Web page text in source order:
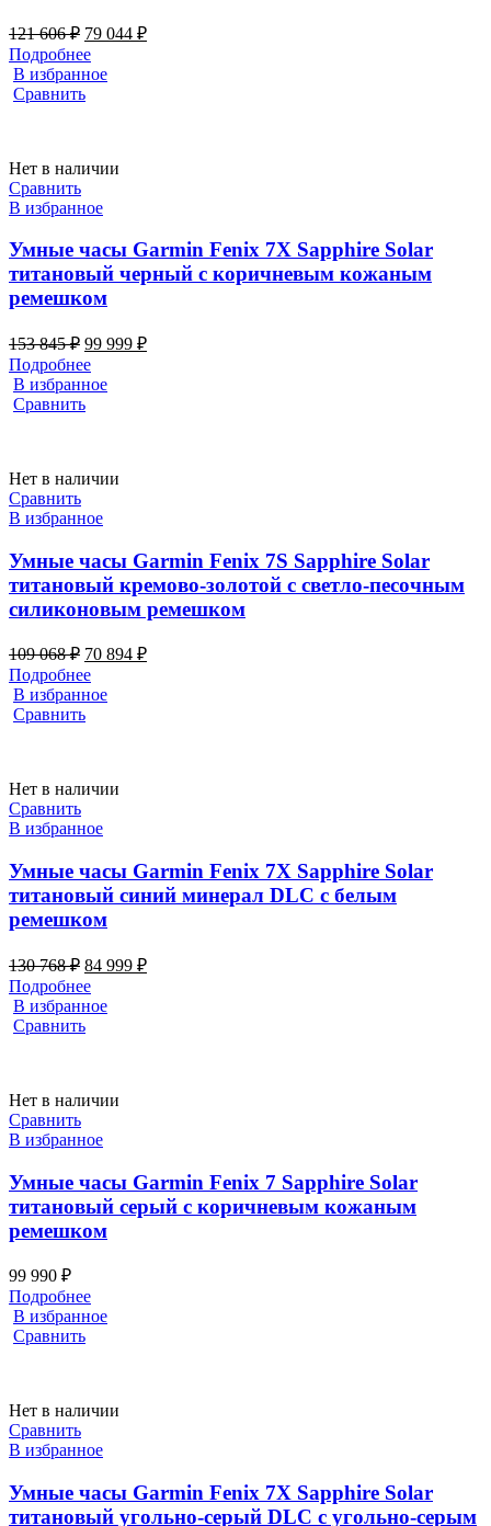
121 606₽ Первоначальная
цена
составляла
121
79 044 ₽Текущая
Подробнее
В избранное
Сравнить
Нет в наличии
Сравнить
В избранное
Умные часы Garmin Fenix 7X Sapphire Solar
титановый черный с коричневым кожаным
ремешком
153 845₽ Первоначальная
цена
составляла
153
99 999 ₽Текущая
Подробнее
В избранное
Сравнить
Нет в наличии
Сравнить
В избранное
Умные часы Garmin Fenix 7S Sapphire Solar
титановый кремово-золотой с светло-песочным
силиконовым ремешком
109 068₽ Первоначальная
цена
составляла
70 894 ₽Текущая
Подробнее
В избранное
Сравнить
Нет в наличии
Сравнить
В избранное
Умные часы Garmin Fenix 7X Sapphire Solar
титановый синий минерал DLC с белым
ремешком
130 768₽ Первоначальная
цена
составляла
130
84 999 ₽Текущая
Подробнее
В избранное
Сравнить
Нет в наличии
Сравнить
В избранное
Умные часы Garmin Fenix 7 Sapphire Solar
титановый серый с коричневым кожаным
ремешком
99 990 ₽
Подробнее
В избранное
Сравнить
Нет в наличии
Сравнить
В избранное
Умные часы Garmin Fenix 7X Sapphire Solar
титановый угольно-серый DLC с угольно-серым